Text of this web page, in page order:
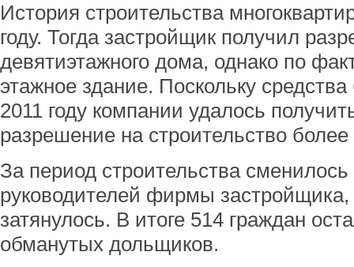
История строительства
году. Тогда застройщик получил
девятиэтажного дома, однако по
этажное здание. Поскольку
2011 году компании удалось
разрешение на строительство
За период строительства сменилось
руководителей фирмы
затянулось. В итоге 514 граждан
обманутых дольщиков.